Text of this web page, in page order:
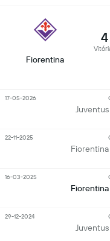
Fiorentina
4
Juventus
17-05-2026
Fiorentina
22-11-2025
Fiorentina
16-03-2025
Juventus
29-12-2024